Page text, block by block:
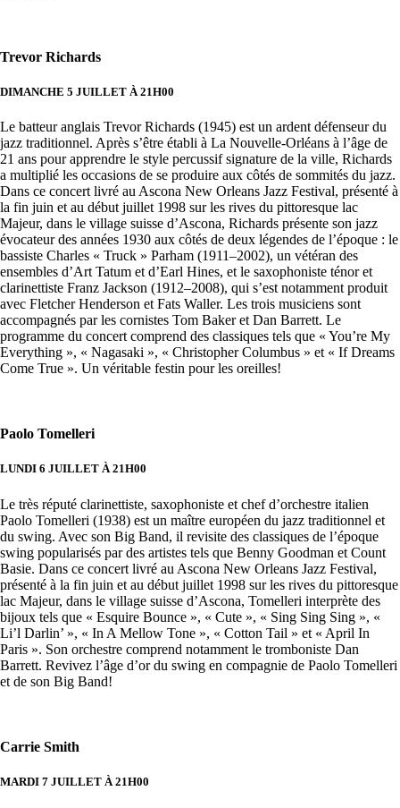
Trevor Richards
DIMANCHE 5 JUILLET À 21H00
Le batteur anglais Trevor Richards (1945) est un ardent défenseur du
jazz traditionnel. Après s’être établi à La Nouvelle-Orléans à l’âge de
21 ans pour apprendre le style percussif signature de la ville, Richards
a multiplié les occasions de se produire aux côtés de sommités du jazz.
Dans ce concert livré au Ascona New Orleans Jazz Festival, présenté à
la fin juin et au début juillet 1998 sur les rives du pittoresque lac
Majeur, dans le village suisse d’Ascona, Richards présente son jazz
évocateur des années 1930 aux côtés de deux légendes de l’époque : le
bassiste Charles « Truck » Parham (1911–2002), un vétéran des
ensembles d’Art Tatum et d’Earl Hines, et le saxophoniste ténor et
clarinettiste Franz Jackson (1912–2008), qui s’est notamment produit
avec Fletcher Henderson et Fats Waller. Les trois musiciens sont
accompagnés par les cornistes Tom Baker et Dan Barrett. Le
programme du concert comprend des classiques tels que « You’re My
Everything », « Nagasaki », « Christopher Columbus » et « If Dreams
Come True ». Un véritable festin pour les oreilles!
Paolo Tomelleri
LUNDI 6 JUILLET À 21H00
Le très réputé clarinettiste, saxophoniste et chef d’orchestre italien
Paolo Tomelleri (1938) est un maître européen du jazz traditionnel et
du swing. Avec son Big Band, il revisite des classiques de l’époque
swing popularisés par des artistes tels que Benny Goodman et Count
Basie. Dans ce concert livré au Ascona New Orleans Jazz Festival,
présenté à la fin juin et au début juillet 1998 sur les rives du pittoresque
lac Majeur, dans le village suisse d’Ascona, Tomelleri interprète des
bijoux tels que « Esquire Bounce », « Cute », « Sing Sing Sing », «
Li’l Darlin’ », « In A Mellow Tone », « Cotton Tail » et « April In
Paris ». Son orchestre comprend notamment le tromboniste Dan
Barrett. Revivez l’âge d’or du swing en compagnie de Paolo Tomelleri
et de son Big Band!
Carrie Smith
MARDI 7 JUILLET À 21H00